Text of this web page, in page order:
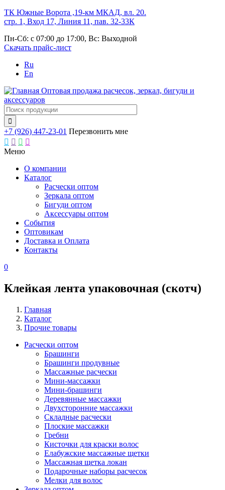
Перейти
к
содержанию
ТК Южные Ворота ,19-км МКАД, вл. 20.
стр. 1, Вход 17, Линия 11, пав. 32-33К
Пн-Сб: с 07:00 до 17:00, Вс: Выходной
Скачать прайс-лист
Ru
En
Оптовая продажа расчесок, зеркал, бигуди и
аксессуаров

+7 (926) 447-23-01 Перезвонить мне
   
Меню
Основная
навигация
О компании
Каталог
Расчески оптом
Зеркала оптом
Бигуди оптом
Аксессуары оптом
События
Оптовикам
Доставка и Оплата
Контакты
0
Клейкая лента упаковочная (скотч)
Строка
навигации
Главная
Каталог
Прочие товары
Каталог
сайдбар
каталоге
Расчески оптом
Брашинги
Брашинги продувные
Mассажные расчески
Mини-массажки
Мини-брашинги
Деревянные массажки
Двухсторонние массажки
Складные расчески
Плоские массажки
Гребни
Кисточки для краски волос
Елабужские массажные щетки
Массажная щетка локан
Подарочные наборы расчесок
Мелки для волос